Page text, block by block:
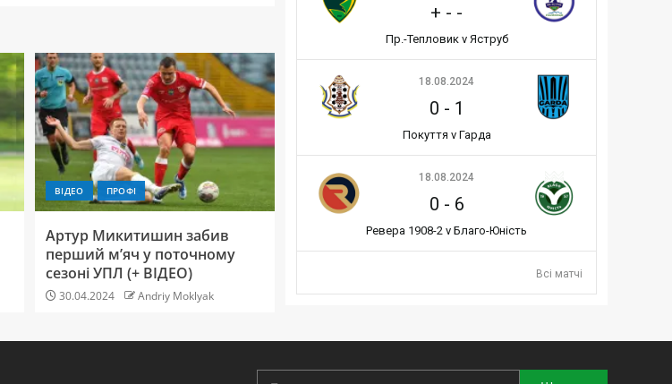
ВІДЕО ПРОФІ
Артур Микитишин забив
перший м’яч у поточному
сезоні УПЛ (+ ВІДЕО)
30.04.2024 Andriy Moklyak
+ - -
Пр.-Тепловик v Яструб
18.08.2024
0 - 1
Покуття v Гарда
18.08.2024
0 - 6
Ревера 1908-2 v Благо-Юність
Всі матчі